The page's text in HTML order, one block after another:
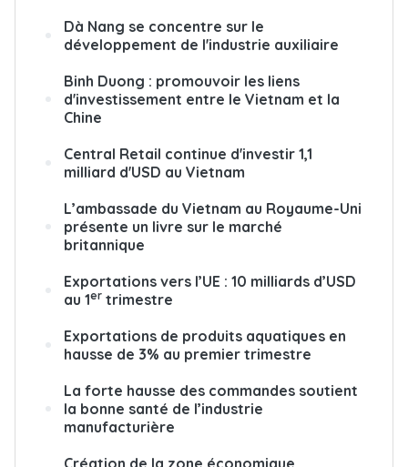
Dà Nang se concentre sur le
développement de l'industrie auxiliaire
Binh Duong : promouvoir les liens
d'investissement entre le Vietnam et la
Chine
Central Retail continue d'investir 1,1
milliard d'USD au Vietnam
L’ambassade du Vietnam au Royaume-Uni
présente un livre sur le marché
britannique
Exportations vers l’UE : 10 milliards d’USD
au 1er trimestre
Exportations de produits aquatiques en
hausse de 3% au premier trimestre
La forte hausse des commandes soutient
la bonne santé de l’industrie
manufacturière
Création de la zone économique